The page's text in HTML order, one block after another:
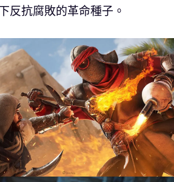
反抗腐敗的革命種子。